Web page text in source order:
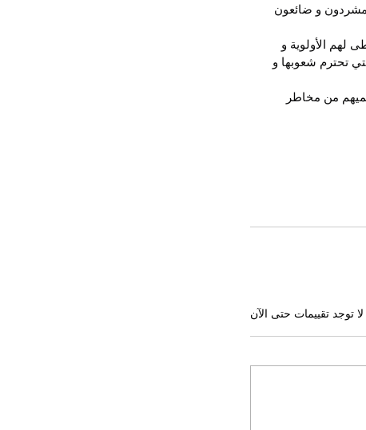
مشردون و ضائعون
لهم الأولوية و
تحترم شعوبها و
من مخاطر
لا توجد تقييمات حتى الآن